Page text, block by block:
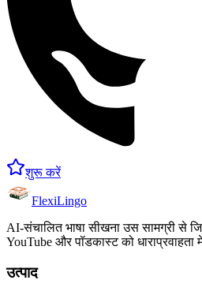
शुरू करें
FlexiLingo
AI-संचालित भाषा सीखना उस सामग्री
YouTube और पॉडकास्ट को धाराप्रवाहता
उत्पाद